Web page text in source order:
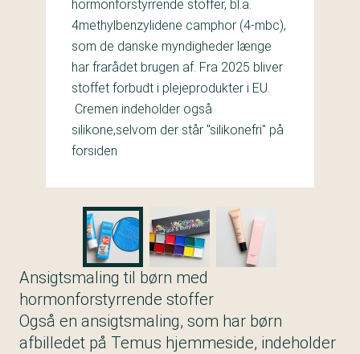
hormonforstyrrende stoffer, bl.a.
4methylbenzylidene camphor (4-mbc),
som de danske myndigheder længe
har frarådet brugen af. Fra 2025 bliver
stoffet forbudt i plejeprodukter i EU.
Cremen indeholder også
silikone,selvom der står "silikonefri" på
forsiden
Ansigtsmaling til børn med
hormonforstyrrende stoffer
Også en ansigtsmaling, som har børn
afbilledet på Temus hjemmeside, indeholder